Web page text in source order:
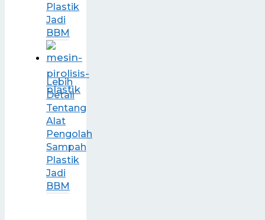
Plastik
Jadi
BBM
Lebih
Detail
Tentang
Alat
Pengolah
Sampah
Plastik
Jadi
BBM